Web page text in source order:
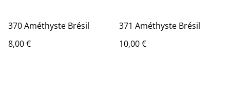
370 Améthyste Brésil
8,00 €
371 Améthyste Brésil
10,00 €